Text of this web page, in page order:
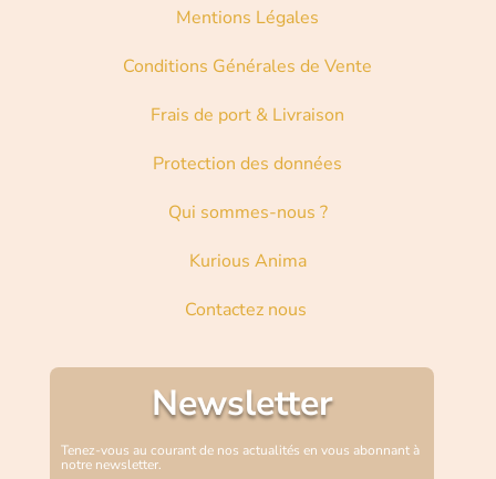
Mentions Légales
Conditions Générales de Vente
Frais de port & Livraison
Protection des données
Qui sommes-nous ?
Kurious Anima
Contactez nous
Newsletter
Tenez-vous au courant de nos actualités en vous abonnant à
notre newsletter.